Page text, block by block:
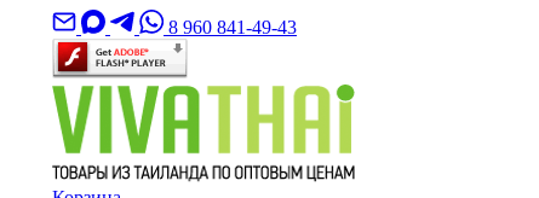
8 960 841-49-43